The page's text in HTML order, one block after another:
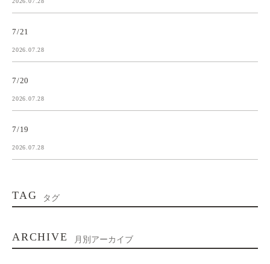
7/21
2026.07.28
7/20
2026.07.28
7/19
2026.07.28
TAG タグ
ARCHIVE 月別アーカイブ